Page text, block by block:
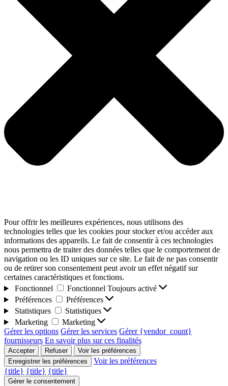
Pour offrir les meilleures expériences, nous utilisons des
technologies telles que les cookies pour stocker et/ou accéder aux
informations des appareils. Le fait de consentir à ces technologies
nous permettra de traiter des données telles que le comportement de
navigation ou les ID uniques sur ce site. Le fait de ne pas consentir
ou de retirer son consentement peut avoir un effet négatif sur
certaines caractéristiques et fonctions.
Fonctionnel
Fonctionnel Toujours activé
Préférences
Préférences
Statistiques
Statistiques
Marketing
Marketing
Gérer les options Gérer les services Gérer {vendor_count}
fournisseurs En savoir plus sur ces finalités
Accepter Refuser
Voir les préférences
Enregistrer les préférences
Voir les préférences
{title} {title} {title}
Gérer le consentement